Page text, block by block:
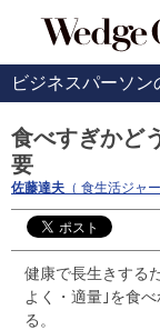
ビジネスパーソン
食べすぎかど
要
佐藤達夫 （ 食生活ジャ
健康で長生きする
よく・適量｣を食
る。